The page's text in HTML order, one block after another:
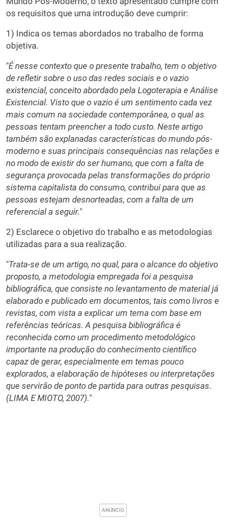
os requisitos que uma introdução deve cumprir:
1) Indica os temas abordados no trabalho de forma
objetiva.
"É nesse contexto que o presente trabalho, tem o objetivo
de refletir sobre o uso das redes sociais e o vazio
existencial, conceito abordado pela Logoterapia e Análise
Existencial. Visto que o vazio é um sentimento cada vez
mais comum na sociedade contemporânea, o qual as
pessoas tentam preencher a todo custo. Neste artigo
também são explanadas características do mundo pós-
moderno e suas principais consequências nas relações e
no modo de existir do ser humano, que com a falta de
segurança provocada pelas transformações do próprio
sistema capitalista do consumo, contribui para que as
pessoas estejam desnorteadas, com a falta de um
referencial a seguir."
2) Esclarece o objetivo do trabalho e as metodologias
utilizadas para a sua realização.
"Trata-se de um artigo, no qual, para o alcance do objetivo
proposto, a metodologia empregada foi a pesquisa
bibliográfica, que consiste no levantamento de material já
elaborado e publicado em documentos, tais como livros e
revistas, com vista a explicar um tema com base em
referências teóricas. A pesquisa bibliográfica é
reconhecida como um procedimento metodológico
importante na produção do conhecimento científico
capaz de gerar, especialmente em temas pouco
explorados, a elaboração de hipóteses ou interpretações
que servirão de ponto de partida para outras pesquisas.
(LIMA E MIOTO, 2007)."